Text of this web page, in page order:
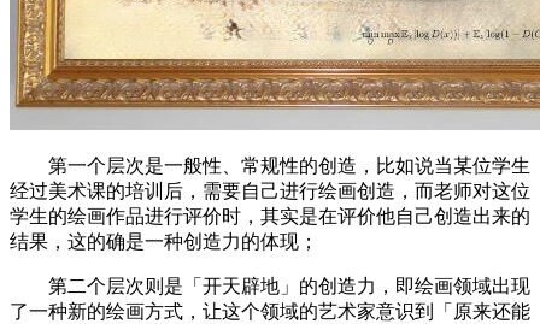
第一个层次是一般性、常规性的创造，比如说当某位学生
经过美术课的培训后，需要自己进行绘画创造，而老师对这位
学生的绘画作品进行评价时，其实是在评价他自己创造出来的
结果，这的确是一种创造力的体现；
第二个层次则是「开天辟地」的创造力，即绘画领域出现
了一种新的绘画方式，让这个领域的艺术家意识到「原来还能